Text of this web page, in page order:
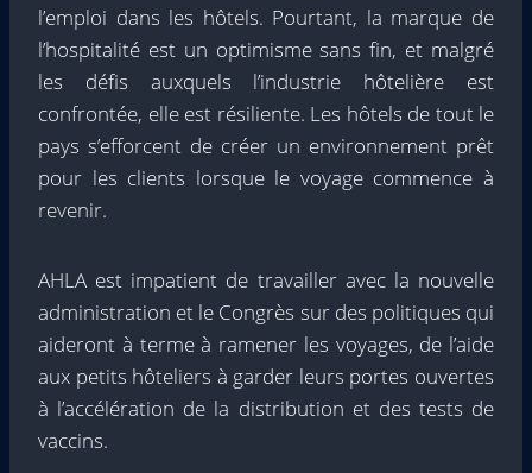
l’emploi dans les hôtels. Pourtant, la marque de
l’hospitalité est un optimisme sans fin, et malgré
les défis auxquels l’industrie hôtelière est
confrontée, elle est résiliente. Les hôtels de tout le
pays s’efforcent de créer un environnement prêt
pour les clients lorsque le voyage commence à
revenir.
AHLA est impatient de travailler avec la nouvelle
administration et le Congrès sur des politiques qui
aideront à terme à ramener les voyages, de l’aide
aux petits hôteliers à garder leurs portes ouvertes
à l’accélération de la distribution et des tests de
vaccins.